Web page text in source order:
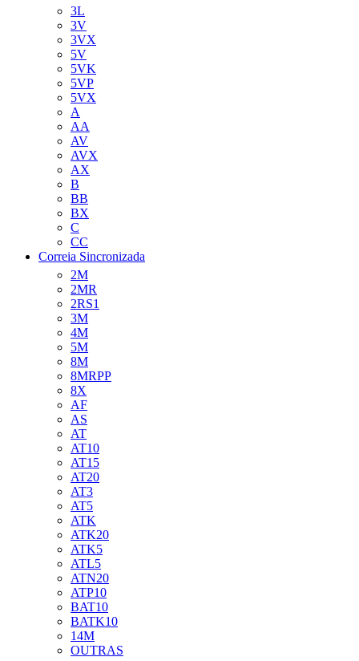
3L
3V
3VX
5V
5VK
5VP
5VX
A
AA
AV
AVX
AX
B
BB
BX
C
CC
Correia Sincronizada
2M
2MR
2RS1
3M
4M
5M
8M
8MRPP
8X
AF
AS
AT
AT10
AT15
AT20
AT3
AT5
ATK
ATK20
ATK5
ATL5
ATN20
ATP10
BAT10
BATK10
14M
OUTRAS